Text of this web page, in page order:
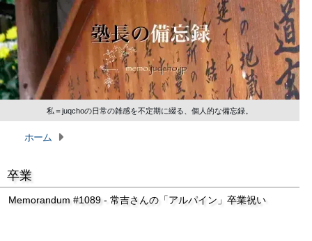
私＝juqchoの日常の雑感を不定期に綴る、個人的な備忘録。
ホーム
卒業
Memorandum #1089 - 常吉さんの「アルパイン」卒業祝い